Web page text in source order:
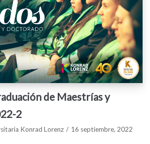
de Maestrías y
2
Konrad Lorenz 16 septiembre, 2022